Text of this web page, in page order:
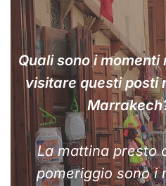
Quali sono i momenti
visitare questi posti
La mattina presto
pomeriggio sono i